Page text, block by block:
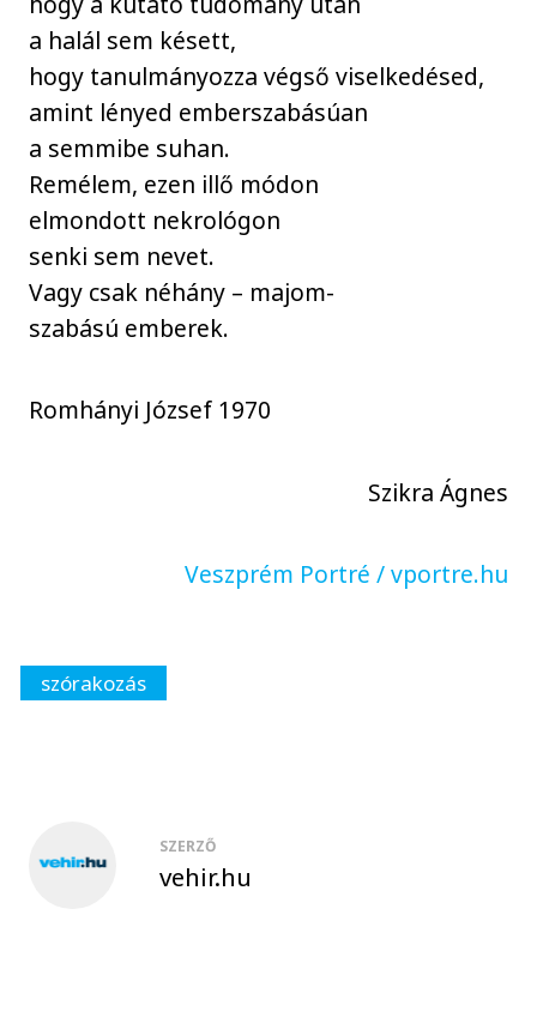
a halál sem késett,
hogy tanulmányozza végső viselkedésed,
amint lényed emberszabásúan
a semmibe suhan.
Remélem, ezen illő módon
elmondott nekrológon
senki sem nevet.
Vagy csak néhány – majom-
szabású emberek.
Romhányi József 1970
Szikra Ágnes
Veszprém Portré / vportre.hu
szórakozás
SZERZŐ
vehir.hu